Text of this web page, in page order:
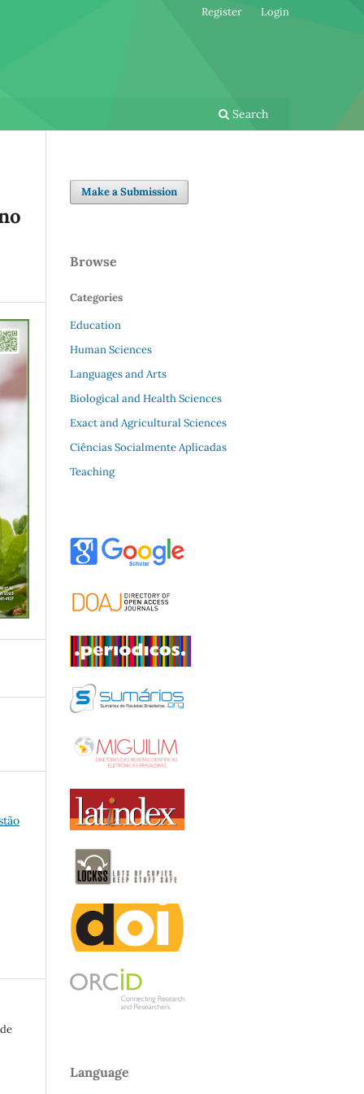
Search
Register Login
Make a Submission
Browse
Categories
Education
Human Sciences
Languages and Arts
Biological and Health Sciences
Exact and Agricultural Sciences
Ciências Socialmente Aplicadas
Teaching
Language